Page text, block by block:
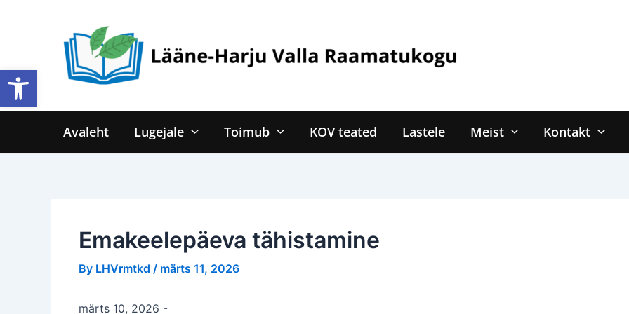
Open toolbar
Avaleht Lugejale Toimub KOV teated Lastele Meist Kontakt
Emakeelepäeva tähistamine
By LHVrmtkd / märts 11, 2026
märts 10, 2026 -